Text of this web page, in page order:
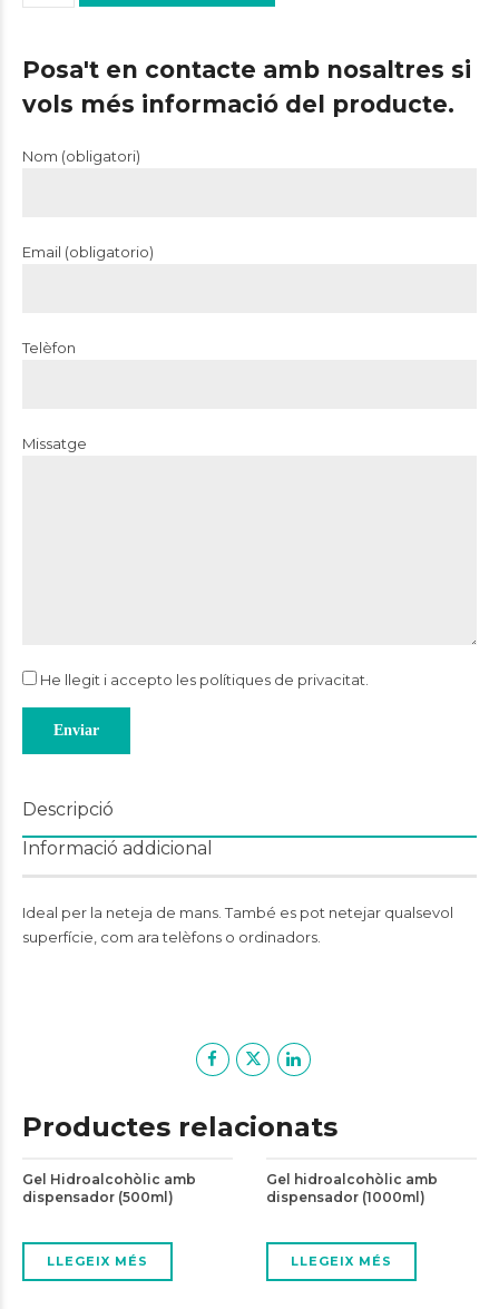
Posa't en contacte amb nosaltres si
vols més informació del producte.
Nom (obligatori)
Email (obligatorio)
Telèfon
Missatge
He llegit i accepto les polítiques de privacitat
Descripció
Informació addicional
Ideal per la neteja de mans. També es pot netejar qualsevol
superfície, com ara telèfons o ordinadors.
Productes relacionats
Gel Hidroalcohòlic amb
dispensador (500ml)
LLEGEIX MÉS
Gel hidroalcohòlic amb
dispensador (1000ml)
LLEGEIX MÉS